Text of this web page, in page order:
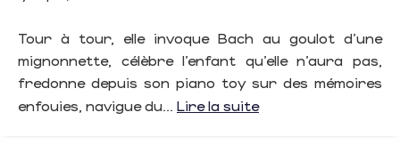
Tour à tour, elle invoque Bach au goulot d’une
mignonnette, célèbre l’enfant qu’elle n’aura pas,
fredonne depuis son piano toy sur des mémoires
enfouies, navigue du... Lire la suite